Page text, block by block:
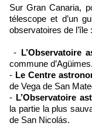
Sur Gran Canaria,
télescope et d’un
observatoires de l’île :
- L’Observatoire
commune d’Agüimes.
- Le Centre
de Vega de San
- L’Observatoire
la partie la plus
de San Nicolás.